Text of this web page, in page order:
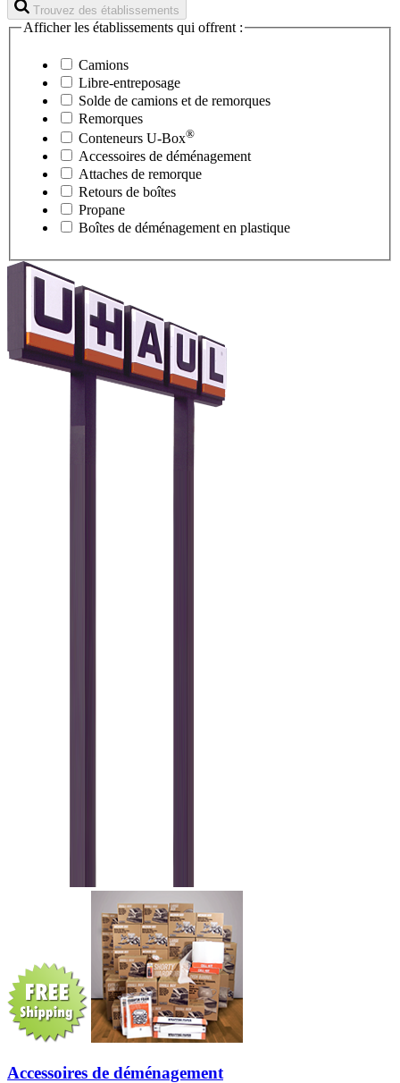
Trouvez des établissements
Afficher les établissements qui offrent :
Camions
Libre-entreposage
Solde de camions et de remorques
Remorques
Conteneurs U-Box®
Accessoires de déménagement
Attaches de remorque
Retours de boîtes
Propane
Boîtes de déménagement en plastique
Accessoires de déménagement